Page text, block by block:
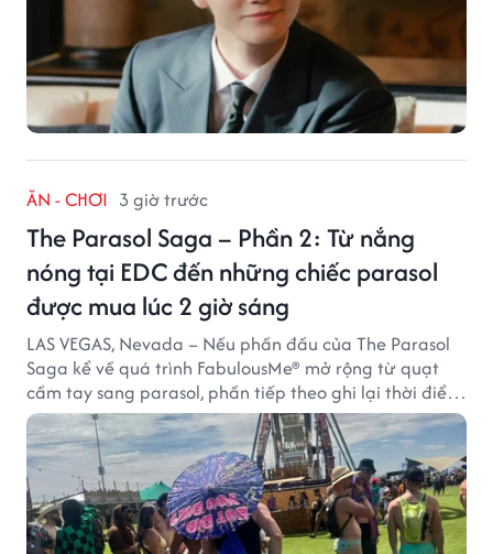
ĂN - CHƠI 3 giờ trước
The Parasol Saga – Phần 2: Từ nắng
nóng tại EDC đến những chiếc parasol
được mua lúc 2 giờ sáng
LAS VEGAS, Nevada – Nếu phần đầu của The Parasol
Saga kể về quá trình FabulousMe® mở rộng từ quạt
cầm tay sang parasol, phần tiếp theo ghi lại thời điểm
sản phẩm được thị trường đón nhận và dần vượt khỏi
công năng che nắng thông thường.